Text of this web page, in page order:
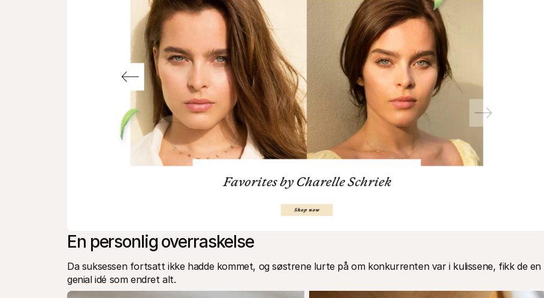
En personlig overraskelse
Da suksessen fortsatt ikke hadde kommet, og søstrene lurte på om konkurrenten var i kulissene, fikk de en
genial idé som endret alt.